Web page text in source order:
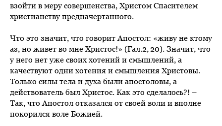
взойти в меру совершенства, Христом Спасителем
христианству предначертанного.
Что это значит, что говорит Апостол: «живу не ктому
аз, но живет во мне Христос!» (Гал.2, 20). Значит, что
у него нет уже своих хотений и смышлений, а
качествуют одни хотения и смышления Христовы.
Только силы тела и духа были апостоловы, а
действователь был Христос. Как это сделалось?! –
Так, что Апостол отказался от своей воли и вполне
покорился воле Божией.